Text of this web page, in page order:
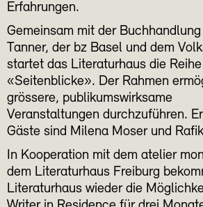
Erfahrungen.
Gemeinsam mit der
Tanner, der bz Basel und dem
startet das Literaturhaus die Reihe
«Seitenblicke». Der Rahmen
grössere, publikumswirksame
Veranstaltungen durchzuführen.
Gäste sind Milena Moser und
In Kooperation mit dem atelier
dem Literaturhaus Freiburg
Literaturhaus wieder die